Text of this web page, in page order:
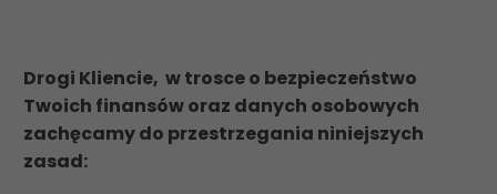
Drogi Kliencie, w trosce o bezpieczeństwo
Twoich finansów oraz danych osobowych
zachęcamy do przestrzegania niniejszych
zasad: